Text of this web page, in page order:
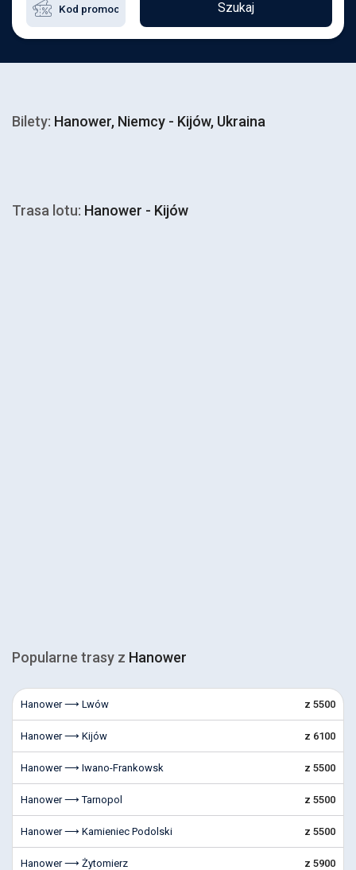
Szukaj
Bilety: Hanower, Niemcy - Kijów, Ukraina
Trasa lotu: Hanower - Kijów
Popularne trasy z Hanower
Hanower ⟶ Lwów z 5500
Hanower ⟶ Kijów z 6100
Hanower ⟶ Iwano-Frankowsk z 5500
Hanower ⟶ Tarnopol z 5500
Hanower ⟶ Kamieniec Podolski z 5500
Hanower ⟶ Żytomierz z 5900